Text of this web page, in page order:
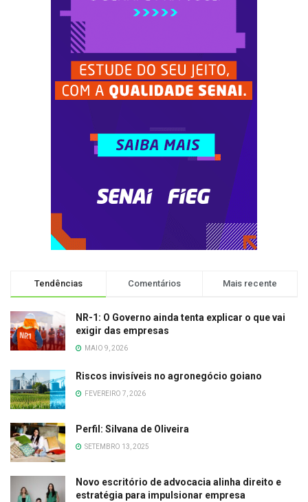
Tendências Comentários Mais recente
NR-1: O Governo ainda tenta explicar o que vai
exigir das empresas
MAIO 9, 2026
Riscos invisíveis no agronegócio goiano
FEVEREIRO 7, 2026
Perfil: Silvana de Oliveira
SETEMBRO 13, 2025
Novo escritório de advocacia alinha direito e
estratégia para impulsionar empresa